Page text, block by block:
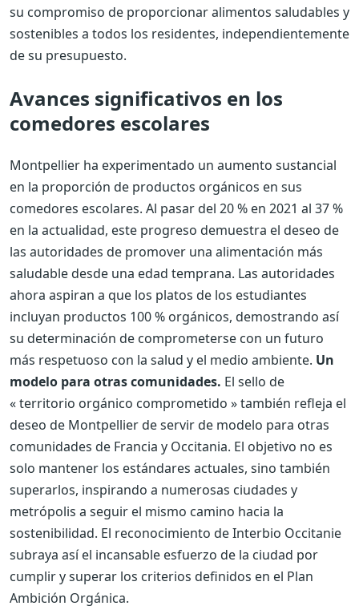
su compromiso de proporcionar alimentos saludables y
sostenibles a todos los residentes, independientemente
de su presupuesto.
Avances significativos en los
comedores escolares
Montpellier ha experimentado un aumento sustancial
en la proporción de productos orgánicos en sus
comedores escolares. Al pasar del 20 % en 2021 al 37 %
en la actualidad, este progreso demuestra el deseo de
las autoridades de promover una alimentación más
saludable desde una edad temprana. Las autoridades
ahora aspiran a que los platos de los estudiantes
incluyan productos 100 % orgánicos, demostrando así
su determinación de comprometerse con un futuro
más respetuoso con la salud y el medio ambiente. Un
modelo para otras comunidades. El sello de
« territorio orgánico comprometido » también refleja el
deseo de Montpellier de servir de modelo para otras
comunidades de Francia y Occitania. El objetivo no es
solo mantener los estándares actuales, sino también
superarlos, inspirando a numerosas ciudades y
metrópolis a seguir el mismo camino hacia la
sostenibilidad. El reconocimiento de Interbio Occitanie
subraya así el incansable esfuerzo de la ciudad por
cumplir y superar los criterios definidos en el Plan
Ambición Orgánica.